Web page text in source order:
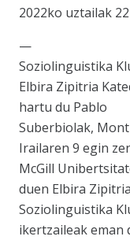
2022ko uztailak
—
Soziolinguistika
Elbira Zipitria
hartu du Pablo
Suberbiolak,
Irailaren 9 egin
McGill
duen Elbira
Soziolinguistika
ikertzaileak eman